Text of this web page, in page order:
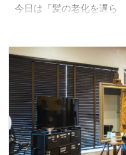
です。 最近、特にお気に
イがストレートの仕上が
りをかなり左右すると思
って色々と試行錯誤して
いましたが、 それを一気
に解決するアイテムで
す。 詳しくはまたご紹
...
今日は「髪の老化を遅ら
じように、年齢とともに
変化します。 でも、ちょ
っとした工夫で、髪を
若々しく保つことが可能
かもしれません。 目次
髪が老化するとどうなる
の？ 若々しい髪を保つた
めの科学的方法 1. バラン